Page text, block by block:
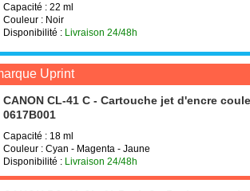
Capacité : 22 ml
Couleur : Noir
Disponibilité : Livraison 24/48h
Uprint
CANON CL-41 C - Cartouche jet d'encre
0617B001
Capacité : 18 ml
Couleur : Cyan - Magenta - Jaune
Disponibilité : Livraison 24/48h